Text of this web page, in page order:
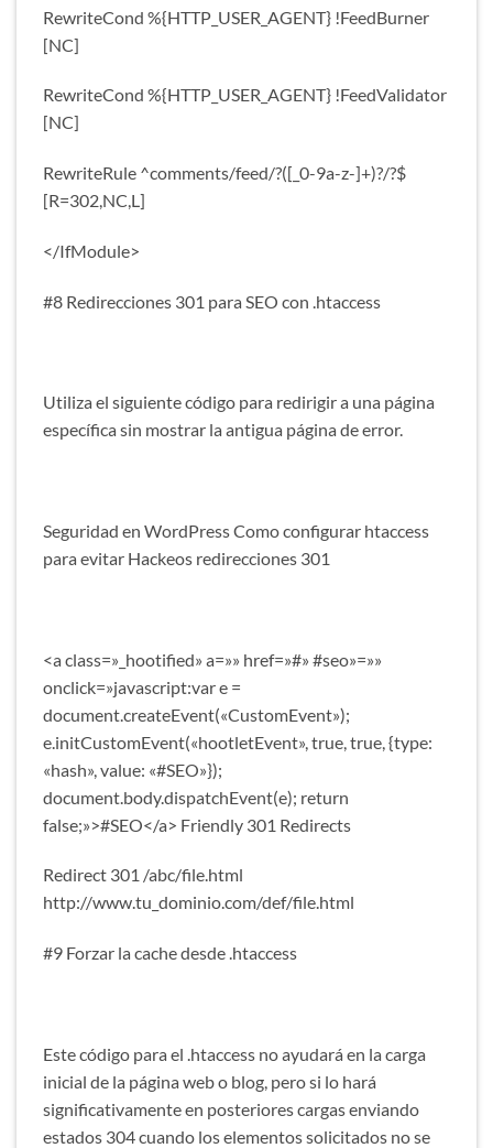
RewriteCond %{HTTP_USER_AGENT} !FeedBurner
[NC]
RewriteCond %{HTTP_USER_AGENT} !FeedValidator
[NC]
RewriteRule ^comments/feed/?([_0-9a-z-]+)?/?$
[R=302,NC,L]
</IfModule>
#8 Redirecciones 301 para SEO con .htaccess
Utiliza el siguiente código para redirigir a una página
específica sin mostrar la antigua página de error.
Seguridad en WordPress Como configurar htaccess
para evitar Hackeos redirecciones 301
<a class=»_hootified» a=»» href=»#» #seo»=»»
onclick=»javascript:var e =
document.createEvent(«CustomEvent»);
e.initCustomEvent(«hootletEvent», true, true, {type:
«hash», value: «#SEO»});
document.body.dispatchEvent(e); return
false;»>#SEO</a> Friendly 301 Redirects
Redirect 301 /abc/file.html
http://www.tu_dominio.com/def/file.html
#9 Forzar la cache desde .htaccess
Este código para el .htaccess no ayudará en la carga
inicial de la página web o blog, pero si lo hará
significativamente en posteriores cargas enviando
estados 304 cuando los elementos solicitados no se